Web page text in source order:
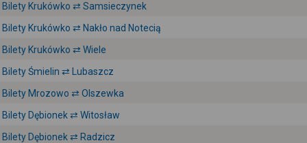
Bilety Krukówko ⇄ Samsieczynek
Bilety Krukówko ⇄ Nakło nad Notecią
Bilety Krukówko ⇄ Wiele
Bilety Śmielin ⇄ Lubaszcz
Bilety Mrozowo ⇄ Olszewka
Bilety Dębionek ⇄ Witosław
Bilety Dębionek ⇄ Radzicz